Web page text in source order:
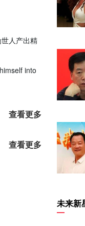
人产出精
into
查看更多
查看更多
未来新